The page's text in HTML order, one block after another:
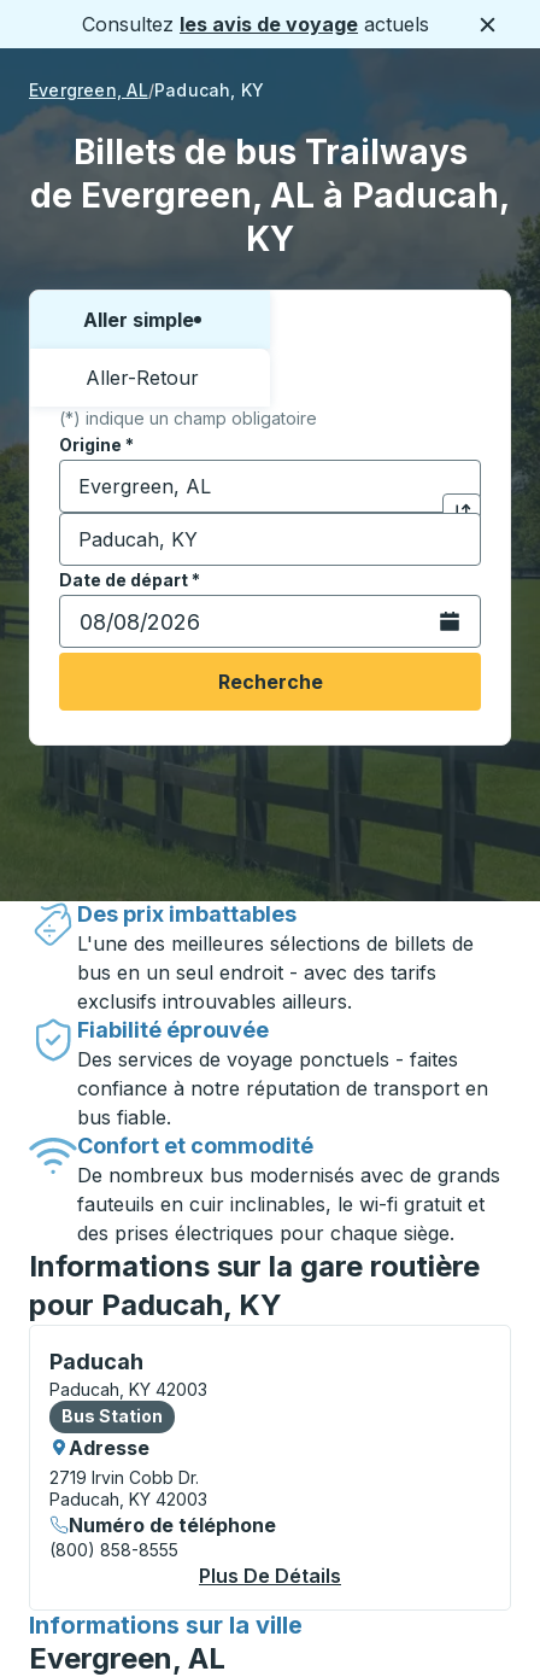
Consultez les avis de voyage actuels
Evergreen, AL Paducah, KY
Billets de bus Trailways
de Evergreen, AL à Paducah,
KY
Choisissez un sens ou un aller-retour:
Aller simple
Aller-Retour
(*) indique un champ obligatoire
Origine *
Commencez à saisir la ville d'origine pour ouvrir
Cliquez
Destination *
Commencez à saisir la ville de destination pour
Date de départ*
Tapez la date au format date Barre oblique du mois à
Ouvrez le
Recherche
Voyager en toute simplicité avec
Des prix imbattables
L'une des meilleures sélections de billets de
bus en un seul endroit - avec des tarifs
exclusifs introuvables ailleurs.
Fiabilité éprouvée
Des services de voyage ponctuels - faites
confiance à notre réputation de transport en
bus fiable.
Confort et commodité
De nombreux bus modernisés avec de grands
fauteuils en cuir inclinables, le wi-fi gratuit et
des prises électriques pour chaque siège.
Informations sur la gare routière
pour Paducah, KY
Paducah
Bus Station, utilisez les touches fléchées ou la
Paducah, KY 42003
Bus Station
Bus Station
Adresse
2719 Irvin Cobb Dr.
Paducah, KY 42003
Numéro de téléphone
(800) 858-8555
Plus De Détails
Informations sur la ville
pour
Evergreen, AL